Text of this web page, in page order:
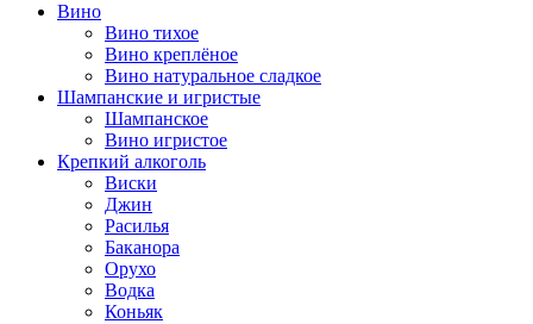
Вино
Вино тихое
Вино креплёное
Вино натуральное сладкое
Шампанские и игристые
Шампанское
Вино игристое
Крепкий алкоголь
Виски
Джин
Расилья
Баканора
Орухо
Водка
Коньяк